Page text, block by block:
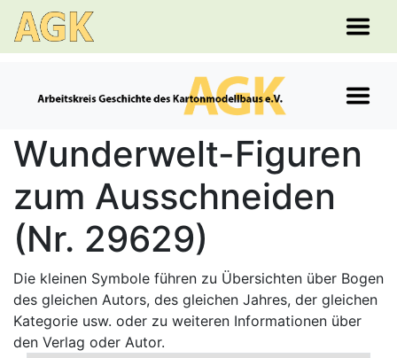
Wunderwelt-Figuren
zum Ausschneiden
(Nr. 29629)
Die kleinen Symbole führen zu Übersichten über Bogen
des gleichen Autors, des gleichen Jahres, der gleichen
Kategorie usw. oder zu weiteren Informationen über
den Verlag oder Autor.